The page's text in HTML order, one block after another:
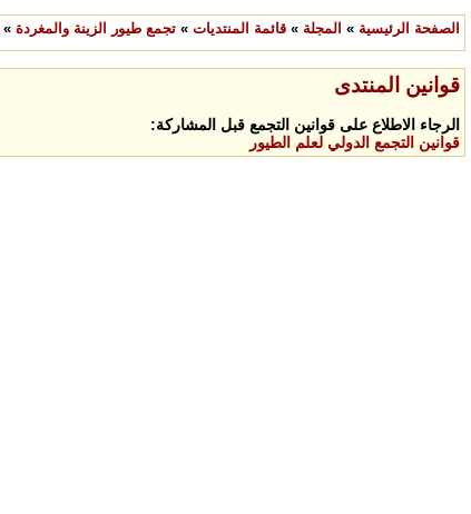
الصفحة الرئيسية » المجلة » قائمة المنتديات » تجمع طيور الزينة والمغردة »
قوانين المنتدى
الرجاء الاطلاع على قوانين التجمع قبل المشاركة:
قوانين التجمع الدولي لعلم الطيور